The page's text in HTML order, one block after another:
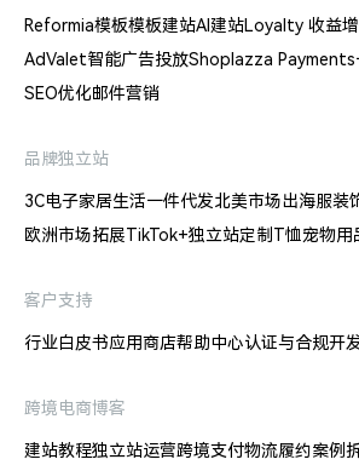
Reformia模板模板建站AI建站Loyalty 收益
AdValet智能广告投放Shoplazza Payments
SEO优化邮件营销
品牌独立站
3C电子家居生活一件代发北美市场出海服装
欧洲市场拓展TikTok+独立站定制T恤宠物用
客户支持
行业白皮书应用商店帮助中心认证与合规开
跨境电商博客
建站教程独立站运营跨境支付物流履约案例